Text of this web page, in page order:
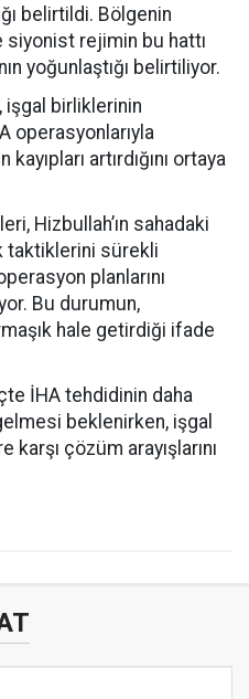
belirtildi. Bölgenin
rejimin bu hattı
yoğunlaştığı belirtiliyor.
işgal birliklerinin
operasyonlarıyla
artırdığını ortaya
Hizbullah’ın sahadaki
taktiklerini sürekli
planlarını
Bu durumun,
hale getirdiği ifade
İHA tehdidinin daha
beklenirken, işgal
çözüm arayışlarını